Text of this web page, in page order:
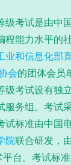
级考试是由中
程能力水平的
业和信息化部
会的团体会员
级考试设有独
服务组。考试
试标准由中国
院联合研发，
平台。考试标